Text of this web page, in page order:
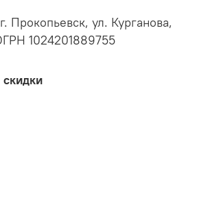
Прокопьевск, ул. Курганова,
1024201889755